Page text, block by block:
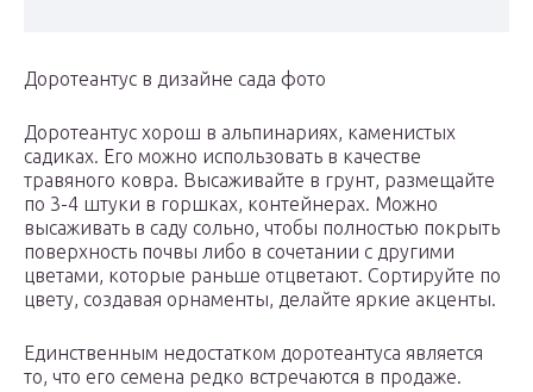
Доротеантус в дизайне сада фото
Доротеантус хорош в альпинариях, каменистых
садиках. Его можно использовать в качестве
травяного ковра. Высаживайте в грунт, размещайте
по 3-4 штуки в горшках, контейнерах. Можно
высаживать в саду сольно, чтобы полностью покрыть
поверхность почвы либо в сочетании с другими
цветами, которые раньше отцветают. Сортируйте по
цвету, создавая орнаменты, делайте яркие акценты.
Единственным недостатком доротеантуса является
то, что его семена редко встречаются в продаже.